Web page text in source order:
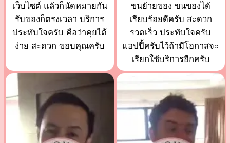
เว็บไซต์ แล้วก็นัดหมายกัน
รับของก็ตรงเวลา บริการ
ประทับใจครับ คือว่าคุยได้
ง่าย สะดวก ขอบคุณครับ
ขนย้ายของ ขนของได้
เรียบร้อยดีครับ สะดวก
รวดเร็ว ประทับใจครับ
แฮปปี้ครับไว้ถ้ามีโอกาสจะ
เรียกใช้บริการอีกครับ